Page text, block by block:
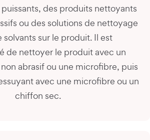
des produits nettoyants
ou des solutions de nettoyage
solvants sur le produit. Il est
de nettoyer le produit avec un
abrasif ou une microfibre, puis
avec une microfibre ou un
chiffon sec.